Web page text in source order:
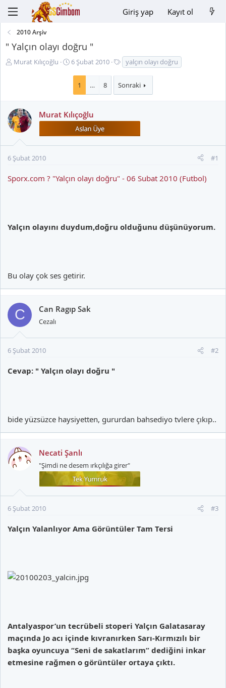
Giriş yap Kayıt ol
2010 Arşiv
" Yalçın olayı doğru "
K
u
B
a
a
a
Murat Kılıçoğlu
B
n
g
i
6 Şubat 2010
t
l
yalçın olayı doğru
1 … 8 Sonraki
Murat Kılıçoğlu
6 Şubat 2010 #1
Sporx.com ? "Yalçın olayı doğru" - 06 Subat 2010 (Futbol)
Yalçın olayını duydum,doğru olduğunu düşünüyorum.
Bu olay çok ses getirir.
C Can Ragıp Sak
Cezalı
6 Şubat 2010 #2
Cevap: " Yalçın olayı doğru "
bide yüzsüzce haysiyetten, gururdan bahsediyo tvlere çıkıp..
Necati Şanlı
"Şimdi ne desem ırkçılığa girer"
6 Şubat 2010 #3
Yalçın Yalanlıyor Ama Görüntüler Tam Tersi
Antalyaspor’un tecrübeli stoperi Yalçın Galatasaray
maçında Jo acı içinde kıvranırken Sarı-Kırmızılı bir
başka oyuncuya “Seni de sakatlarım” dediğini inkar
etmesine rağmen o görüntüler ortaya çıktı.